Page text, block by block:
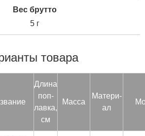
Вес брутто
5 г
товара
Дли­на
поп­
лавка,
см
Мас­са
Ма­тери­
ал